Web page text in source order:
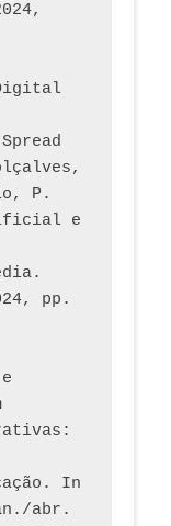
P.
e
pp.
In
abr.